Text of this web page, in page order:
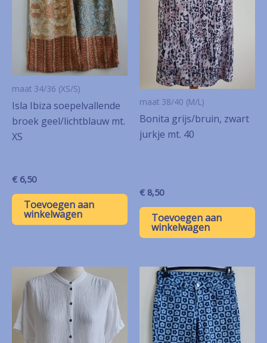
maat 34/36 (XS/S)
Isla Ibiza soepelvallende
broek geel/lichtblauw mt.
XS
€ 6,50
Toevoegen aan
winkelwagen
maat 38/40 (M/L)
Bonita grijs/bruin, zwart
jurkje mt. 40
€ 8,50
Toevoegen aan
winkelwagen